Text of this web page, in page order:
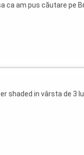
ca am pus căutare pe
...
shaded in vârsta de 3